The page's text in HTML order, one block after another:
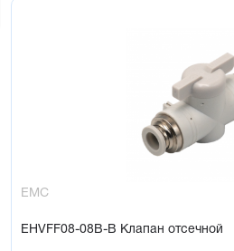
EMC
EHVFF08-08B-B Клапан отсечной